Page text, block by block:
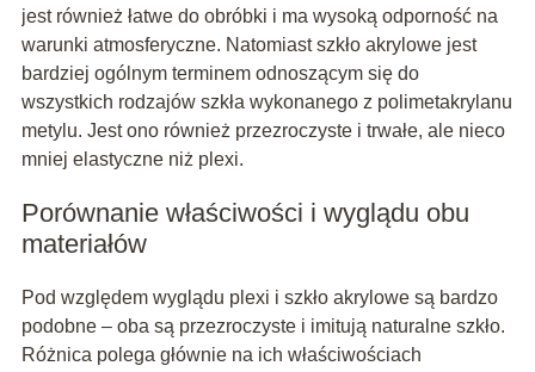
jest również łatwe do obróbki i ma wysoką odporność na
warunki atmosferyczne. Natomiast szkło akrylowe jest
bardziej ogólnym terminem odnoszącym się do
wszystkich rodzajów szkła wykonanego z polimetakrylanu
metylu. Jest ono również przezroczyste i trwałe, ale nieco
mniej elastyczne niż plexi.
Porównanie właściwości i wyglądu obu
materiałów
Pod względem wyglądu plexi i szkło akrylowe są bardzo
podobne – oba są przezroczyste i imitują naturalne szkło.
Różnica polega głównie na ich właściwościach